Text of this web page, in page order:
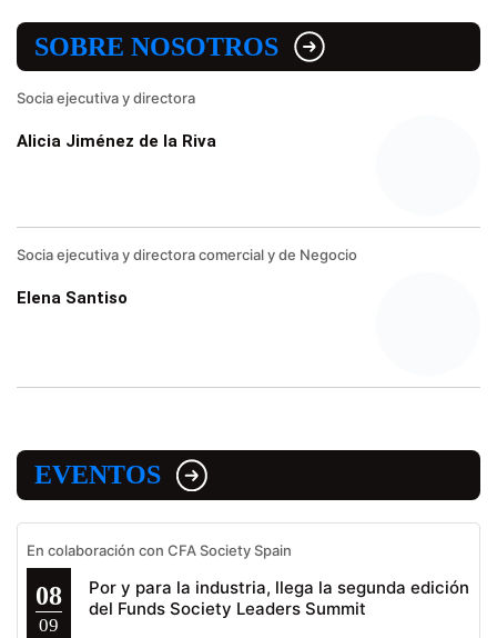
SOBRE NOSOTROS
Socia ejecutiva y directora
Alicia Jiménez de la Riva
Socia ejecutiva y directora comercial y de Negocio
Elena Santiso
EVENTOS
En colaboración con CFA Society Spain
08
09
Por y para la industria, llega la segunda edición
del Funds Society Leaders Summit